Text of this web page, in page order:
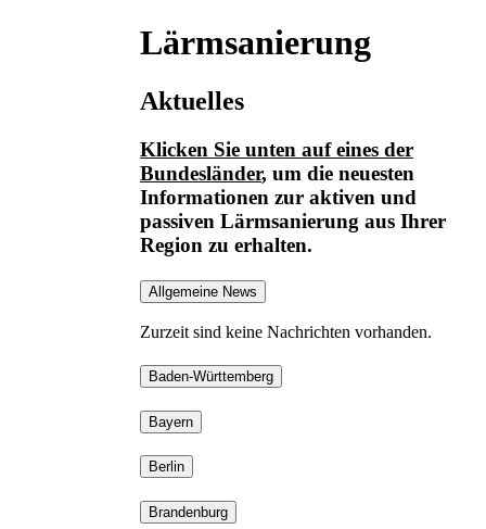
Lärmsanierung
Aktuelles
Klicken Sie unten auf eines der
Bundesländer, um die neuesten
Informationen zur aktiven und
passiven Lärmsanierung aus Ihrer
Region zu erhalten.
Allgemeine News
Zurzeit sind keine Nachrichten vorhanden.
Baden-Württemberg
Bayern
Berlin
Brandenburg